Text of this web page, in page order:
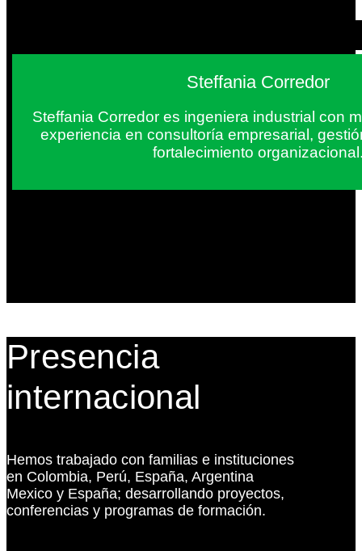
Steffania Corredor
Steffania Corredor es ingeniera industrial con
experiencia en consultoría empresarial,
fortalecimiento
Presencia
internacional
Hemos trabajado con familias e instituciones
en Colombia, Perú, España, Argentina
Mexico y España; desarrollando proyectos,
conferencias y programas de formación.